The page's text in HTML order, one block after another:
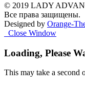
© 2019 LADY
Все права защищены.
Designed by Orange-
Close Window
Loading, Please
This may take a second